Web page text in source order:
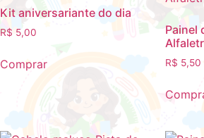
Kit aniversariante do dia
R$ 5,00
Comprar
Painel
R$ 5,50